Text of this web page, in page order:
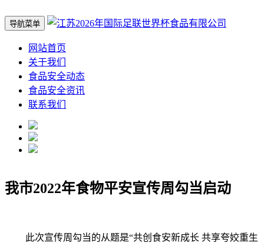
导航菜单
网站首页
关于我们
食品安全动态
食品安全资讯
联系我们
我市2022年食物平安宣传周勾当启动
此次宣传周勾当的从题是“共创食安新成长 共享夸姣重生